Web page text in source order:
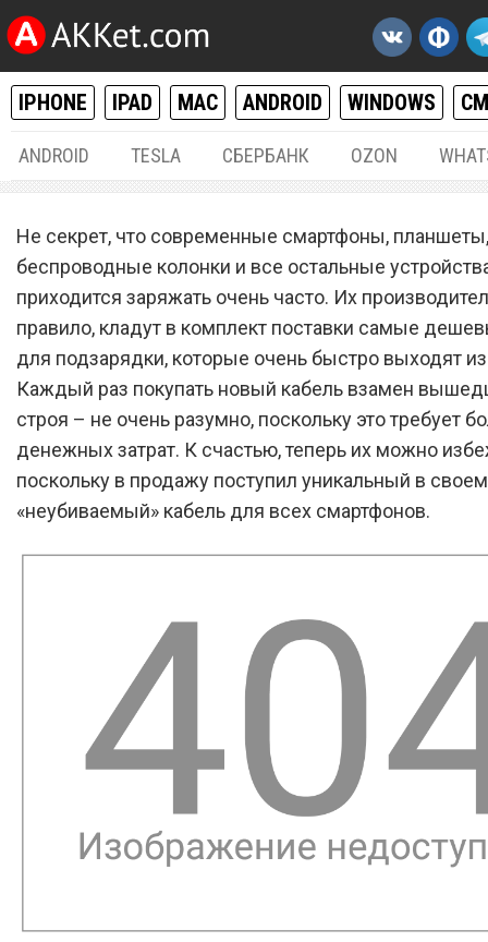
IPHONE IPAD MAC ANDROID WINDOWS
ANDROID TESLA СБЕРБАНК OZON
В продажу поступил
уникальный
кабель за $4 для всех
смартфонов
Не секрет, что современные смартфоны, планшеты,
беспроводные колонки и все остальные
приходится заряжать очень часто. Их
правило, кладут в комплект поставки самые
для подзарядки, которые очень быстро выходят
Каждый раз покупать новый кабель взамен
строя – не очень разумно, поскольку это требует
денежных затрат. К счастью, теперь их можно
поскольку в продажу поступил уникальный в
«неубиваемый» кабель для всех смартфонов.